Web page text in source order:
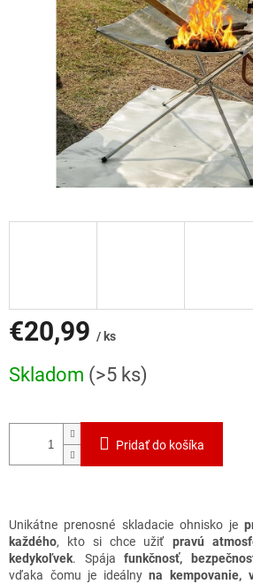
€20,99 / ks
cena:
Skladom (>5 ks)
Pridať do košíka
Unikátne prenosné skladacie ohnisko je
každého, kto si chce užiť pravú
kedykoľvek. Spája funkčnosť,
vďaka čomu je ideálnyna kempovanie,